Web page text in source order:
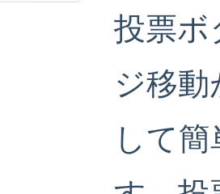
投票ボ
ジ移
して